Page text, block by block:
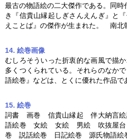
最古の物語絵の二大傑作である。同
き『信貴山縁起しぎさんえんぎ』と『
えことば』の傑作が生まれた。 南北
14. 絵巻画像
むしろそういった折衷的な画風で描
多くつくられている。それらのなか
語絵巻』などは、とくに優れた作品で
15. 絵巻
詞書 画巻 信貴山縁起伴大納言
語絵巻 女絵 女絵 男絵 吹抜屋台
巻 説話絵巻 日記絵巻 源氏物語